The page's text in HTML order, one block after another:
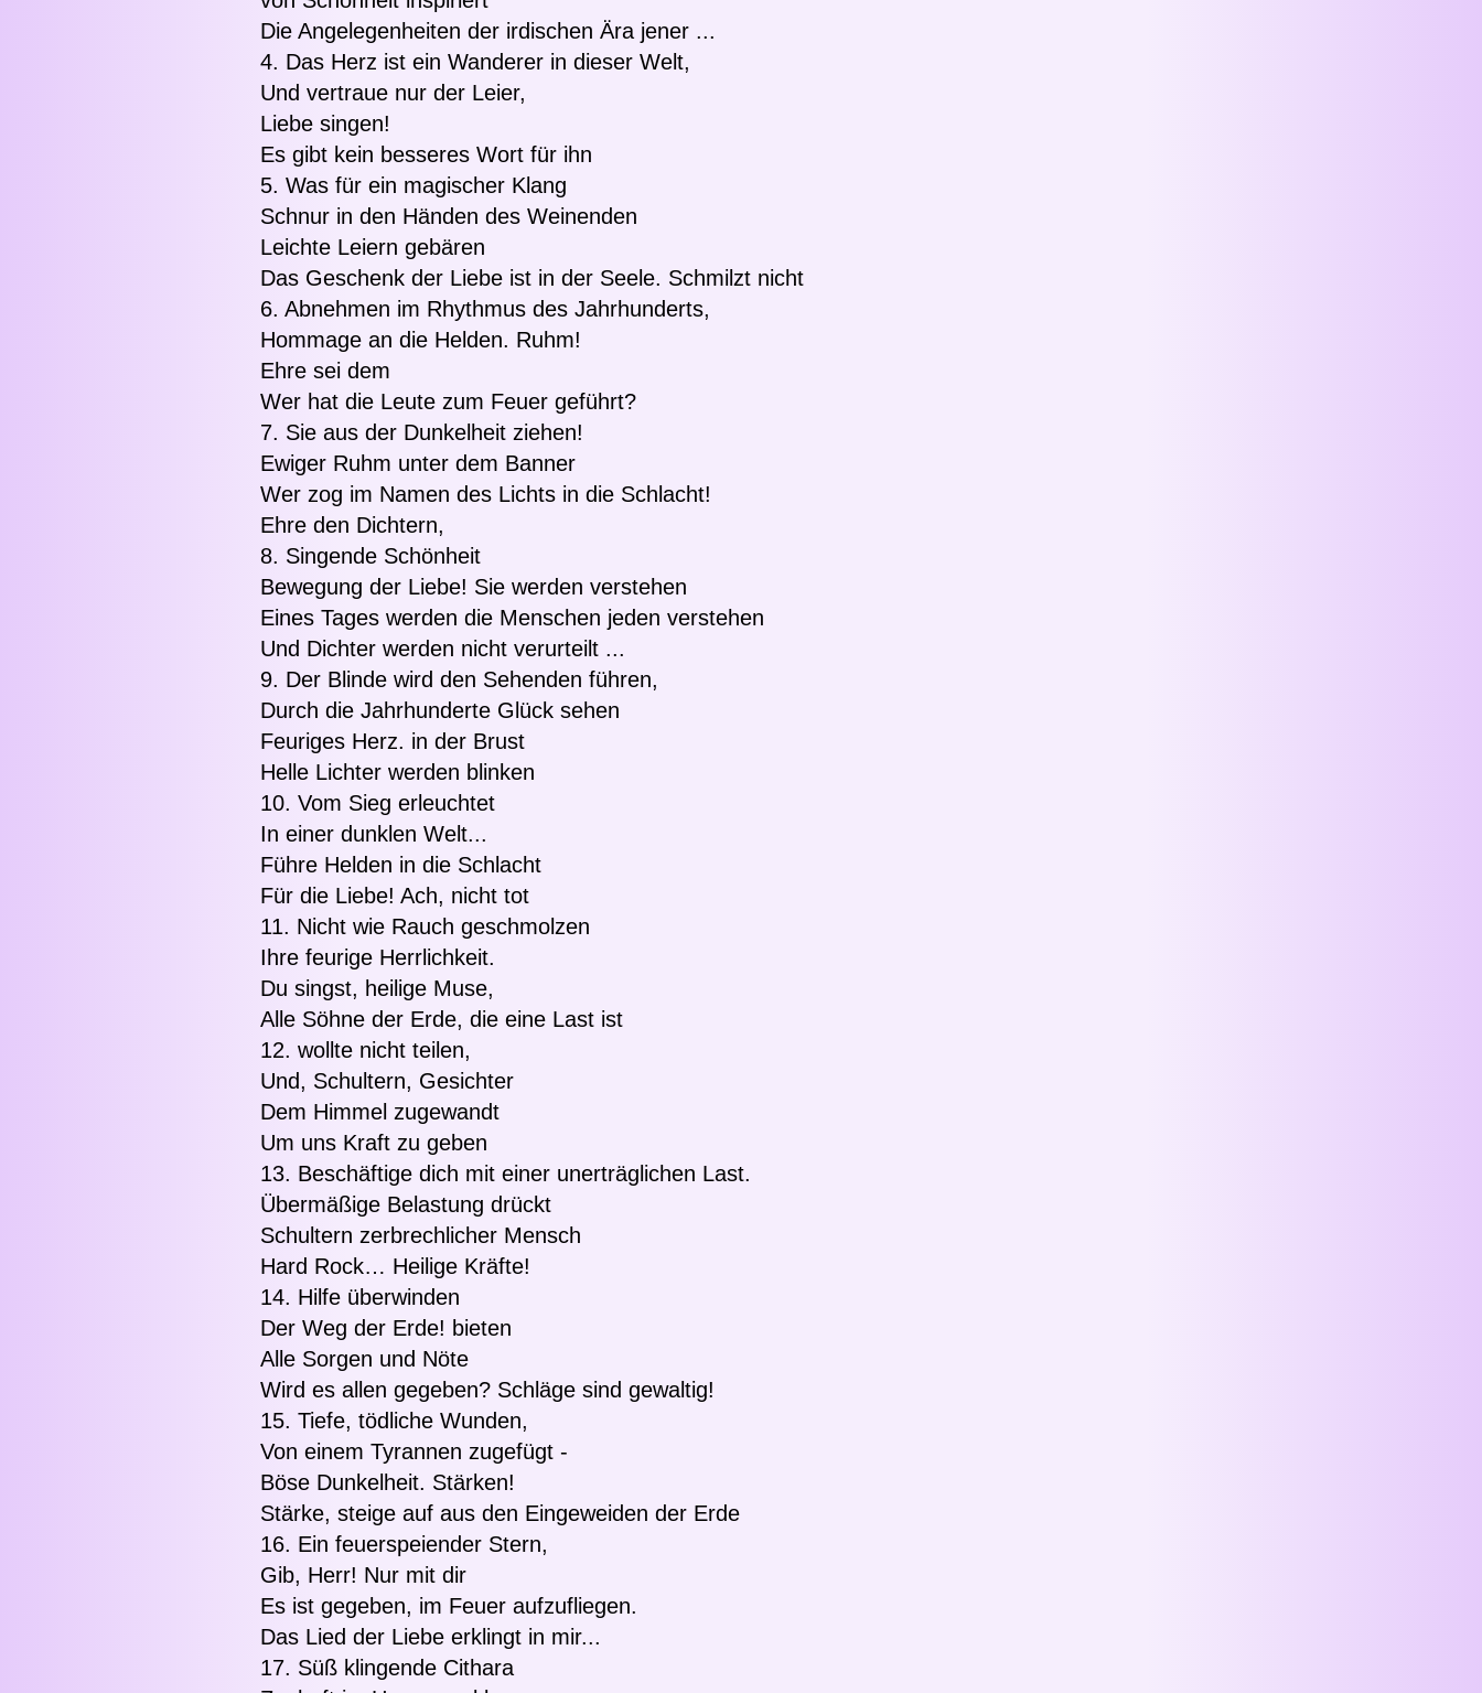
Die Angelegenheiten der irdischen Ära jener ...
4. Das Herz ist ein Wanderer in dieser Welt,
Und vertraue nur der Leier,
Liebe singen!
Es gibt kein besseres Wort für ihn
5. Was für ein magischer Klang
Schnur in den Händen des Weinenden
Leichte Leiern gebären
Das Geschenk der Liebe ist in der Seele. Schmilzt nicht
6. Abnehmen im Rhythmus des Jahrhunderts,
Hommage an die Helden. Ruhm!
Ehre sei dem
Wer hat die Leute zum Feuer geführt?
7. Sie aus der Dunkelheit ziehen!
Ewiger Ruhm unter dem Banner
Wer zog im Namen des Lichts in die Schlacht!
Ehre den Dichtern,
8. Singende Schönheit
Bewegung der Liebe! Sie werden verstehen
Eines Tages werden die Menschen jeden verstehen
Und Dichter werden nicht verurteilt ...
9. Der Blinde wird den Sehenden führen,
Durch die Jahrhunderte Glück sehen
Feuriges Herz. in der Brust
Helle Lichter werden blinken
10. Vom Sieg erleuchtet
In einer dunklen Welt...
Führe Helden in die Schlacht
Für die Liebe! Ach, nicht tot
11. Nicht wie Rauch geschmolzen
Ihre feurige Herrlichkeit.
Du singst, heilige Muse,
Alle Söhne der Erde, die eine Last ist
12. wollte nicht teilen,
Und, Schultern, Gesichter
Dem Himmel zugewandt
Um uns Kraft zu geben
13. Beschäftige dich mit einer unerträglichen Last.
Übermäßige Belastung drückt
Schultern zerbrechlicher Mensch
Hard Rock… Heilige Kräfte!
14. Hilfe überwinden
Der Weg der Erde! bieten
Alle Sorgen und Nöte
Wird es allen gegeben? Schläge sind gewaltig!
15. Tiefe, tödliche Wunden,
Von einem Tyrannen zugefügt -
Böse Dunkelheit. Stärken!
Stärke, steige auf aus den Eingeweiden der Erde
16. Ein feuerspeiender Stern,
Gib, Herr! Nur mit dir
Es ist gegeben, im Feuer aufzufliegen.
Das Lied der Liebe erklingt in mir...
17. Süß klingende Cithara